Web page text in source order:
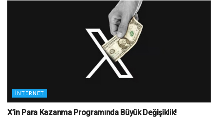
İNTERNET
X’in Para Kazanma Programında Büyük Değişiklik!